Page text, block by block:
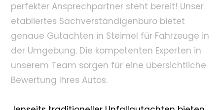
perfekter Ansprechpartner steht bereit! Unser
etabliertes Sachverständigenbüro bietet
genaue Gutachten in Steimel für Fahrzeuge in
der Umgebung. Die kompetenten Experten in
unserem Team sorgen für eine übersichtliche
Bewertung Ihres Autos.